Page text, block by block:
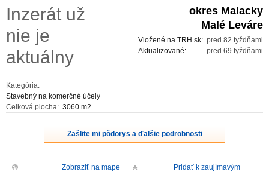
ZVÝRAZNENIE REALITNÝCH INZERÁTOV
OBCHODNÉ PODMIENKY
PRIPOMIENKY
Inzerát už
nie je
aktuálny
Kategória:
Stavebný na komerčné účely
Celková plocha: 3060 m2
okres Malacky
Malé Leváre
pred 82 tyždňami
Vložené na TRH.sk:
pred 69 tyždňami
Aktualizované:
Zašlite mi pôdorys a ďalšie podrobnosti
Zobraziť na mape
Pridať k zaujímavým